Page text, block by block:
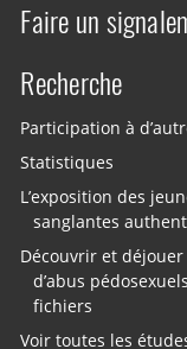
Faire un
Recherche
Participation à
Statistiques
L’exposition des
sanglantes
Découvrir et
d’abus
fichiers
Voir toutes les